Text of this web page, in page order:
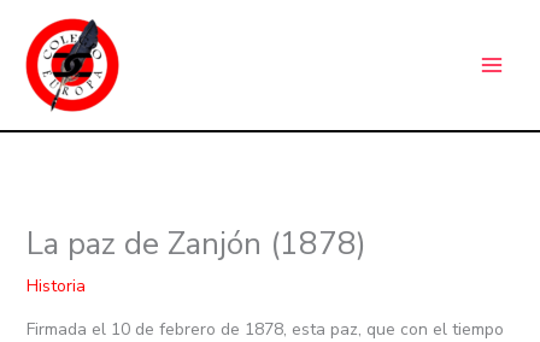
contenido
La paz de Zanjón (1878)
Historia
Firmada el 10 de febrero de 1878, esta paz, que con el tiempo
a
t
a
s